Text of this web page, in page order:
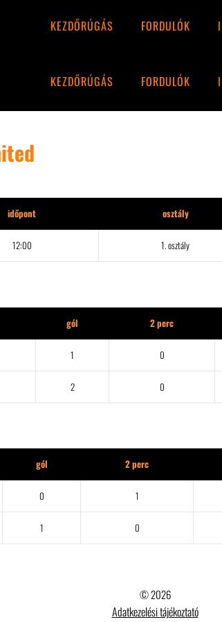
KEZDŐRÚGÁS FORDULÓK
KEZDŐRÚGÁS FORDULÓK
időpont osztály
12:00 1. osztály
gól 2 perc
1 0
2 0
gól 2 perc
0 1
1 0
© 2026
Adatkezelési tájékoztató